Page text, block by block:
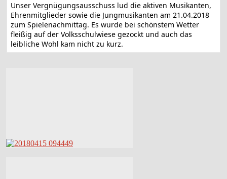
Unser Vergnügungsausschuss lud die aktiven Musikanten,
Ehrenmitglieder sowie die Jungmusikanten am 21.04.2018
zum Spielenachmittag. Es wurde bei schönstem Wetter
fleißig auf der Volksschulwiese gezockt und auch das
leibliche Wohl kam nicht zu kurz.